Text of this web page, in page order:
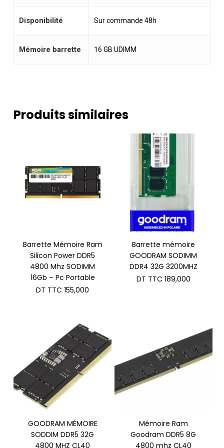
Disponibilité Sur commande 48h
Mémoire barrette 16 GB UDIMM
Produits similaires
Barrette Mémoire Ram
Silicon Power DDR5
4800 Mhz SODIMM
16Gb – Pc Portable
DT TTC 155,000
Barrette mémoire
GOODRAM SODIMM
DDR4 32G 3200MHZ
DT TTC 189,000
GOODRAM MÉMOIRE
SODDIM DDR5 32G
4800 MHZ CL40
Mémoire Ram
Goodram DDR5 8G
4800 mhz CL40